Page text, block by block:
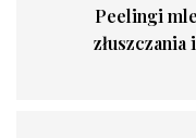
Peelingi